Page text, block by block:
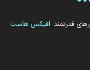
قدرتمند افیکس هاست